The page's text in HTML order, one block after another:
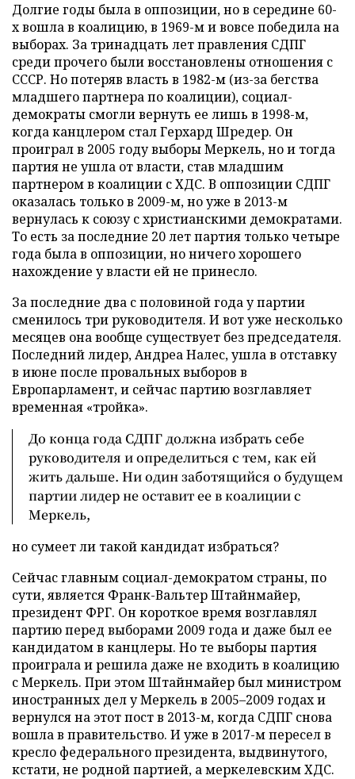
Долгие годы была в оппозиции, но в середине 60-
х вошла в коалицию, в 1969-м и вовсе победила на
выборах. За тринадцать лет правления СДПГ
среди прочего были восстановлены отношения с
СССР. Но потеряв власть в 1982-м (из-за бегства
младшего партнера по коалиции), социал-
демократы смогли вернуть ее лишь в 1998-м,
когда канцлером стал Герхард Шредер. Он
проиграл в 2005 году выборы Меркель, но и тогда
партия не ушла от власти, став младшим
партнером в коалиции с ХДС. В оппозиции СДПГ
оказалась только в 2009-м, но уже в 2013-м
вернулась к союзу с христианскими демократами.
То есть за последние 20 лет партия только четыре
года была в оппозиции, но ничего хорошего
нахождение у власти ей не принесло.
За последние два с половиной года у партии
сменилось три руководителя. И вот уже несколько
месяцев она вообще существует без председателя.
Последний лидер, Андреа Налес, ушла в отставку
в июне после провальных выборов в
Европарламент, и сейчас партию возглавляет
временная «тройка».
До конца года СДПГ должна избрать себе
руководителя и определиться с тем, как ей
жить дальше. Ни один заботящийся о будущем
партии лидер не оставит ее в коалиции с
Меркель,
но сумеет ли такой кандидат избраться?
Сейчас главным социал-демократом страны, по
сути, является Франк-Вальтер Штайнмайер,
президент ФРГ. Он короткое время возглавлял
партию перед выборами 2009 года и даже был ее
кандидатом в канцлеры. Но те выборы партия
проиграла и решила даже не входить в коалицию
с Меркель. При этом Штайнмайер был министром
иностранных дел у Меркель в 2005–2009 годах и
вернулся на этот пост в 2013-м, когда СДПГ снова
вошла в правительство. И уже в 2017-м пересел в
кресло федерального президента, выдвинутого,
кстати, не родной партией, а меркелевским ХДС.